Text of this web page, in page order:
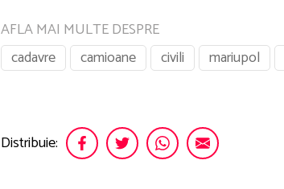
AFLA MAI MULTE DESPRE
cadavre
camioane civili mariupol
Distribuie: